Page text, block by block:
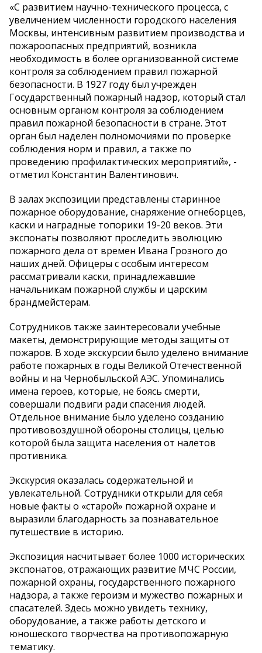
«С развитием научно-технического процесса, с
увеличением численности городского населения
Москвы, интенсивным развитием производства и
пожароопасных предприятий, возникла
необходимость в более организованной системе
контроля за соблюдением правил пожарной
безопасности. В 1927 году был учрежден
Государственный пожарный надзор, который стал
основным органом контроля за соблюдением
правил пожарной безопасности в стране. Этот
орган был наделен полномочиями по проверке
соблюдения норм и правил, а также по
проведению профилактических мероприятий», -
отметил Константин Валентинович.
В залах экспозиции представлены старинное
пожарное оборудование, снаряжение огнеборцев,
каски и наградные топорики 19-20 веков. Эти
экспонаты позволяют проследить эволюцию
пожарного дела от времен Ивана Грозного до
наших дней. Офицеры с особым интересом
рассматривали каски, принадлежавшие
начальникам пожарной службы и царским
брандмейстерам.
Сотрудников также заинтересовали учебные
макеты, демонстрирующие методы защиты от
пожаров. В ходе экскурсии было уделено внимание
работе пожарных в годы Великой Отечественной
войны и на Чернобыльской АЭС. Упоминались
имена героев, которые, не боясь смерти,
совершали подвиги ради спасения людей.
Отдельное внимание было уделено созданию
противовоздушной обороны столицы, целью
которой была защита населения от налетов
противника.
Экскурсия оказалась содержательной и
увлекательной. Сотрудники открыли для себя
новые факты о «старой» пожарной охране и
выразили благодарность за познавательное
путешествие в историю.
Экспозиция насчитывает более 1000 исторических
экспонатов, отражающих развитие МЧС России,
пожарной охраны, государственного пожарного
надзора, а также героизм и мужество пожарных и
спасателей. Здесь можно увидеть технику,
оборудование, а также работы детского и
юношеского творчества на противопожарную
тематику.